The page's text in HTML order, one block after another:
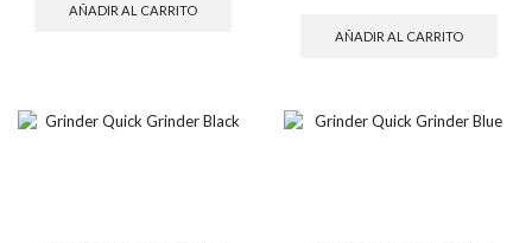
AÑADIR AL CARRITO
AÑADIR AL CARRITO